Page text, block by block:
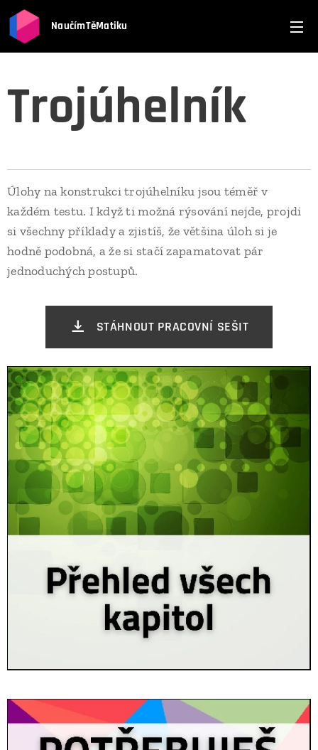
NaučímTěMatiku
Trojúhelník
Úlohy na konstrukci trojúhelníku jsou téměř v
každém testu. I když ti možná rýsování nejde, projdi
si všechny příklady a zjistíš, že většina úloh si je
hodně podobná, a že si stačí zapamatovat pár
jednoduchých postupů.
STÁHNOUT PRACOVNÍ SEŠIT